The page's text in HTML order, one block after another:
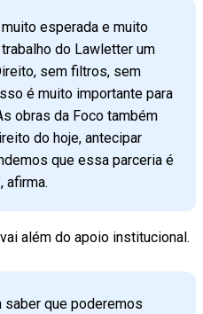
esperada e muito
do Lawletter um
sem filtros, sem
é muito importante para
obras da Foco também
do hoje, antecipar
que essa parceria é
afirma.
além do apoio institucional.
que poderemos